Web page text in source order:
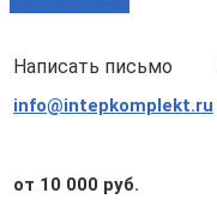
Написать письмо
info@intepkomplekt.ru
от 10 000 руб.